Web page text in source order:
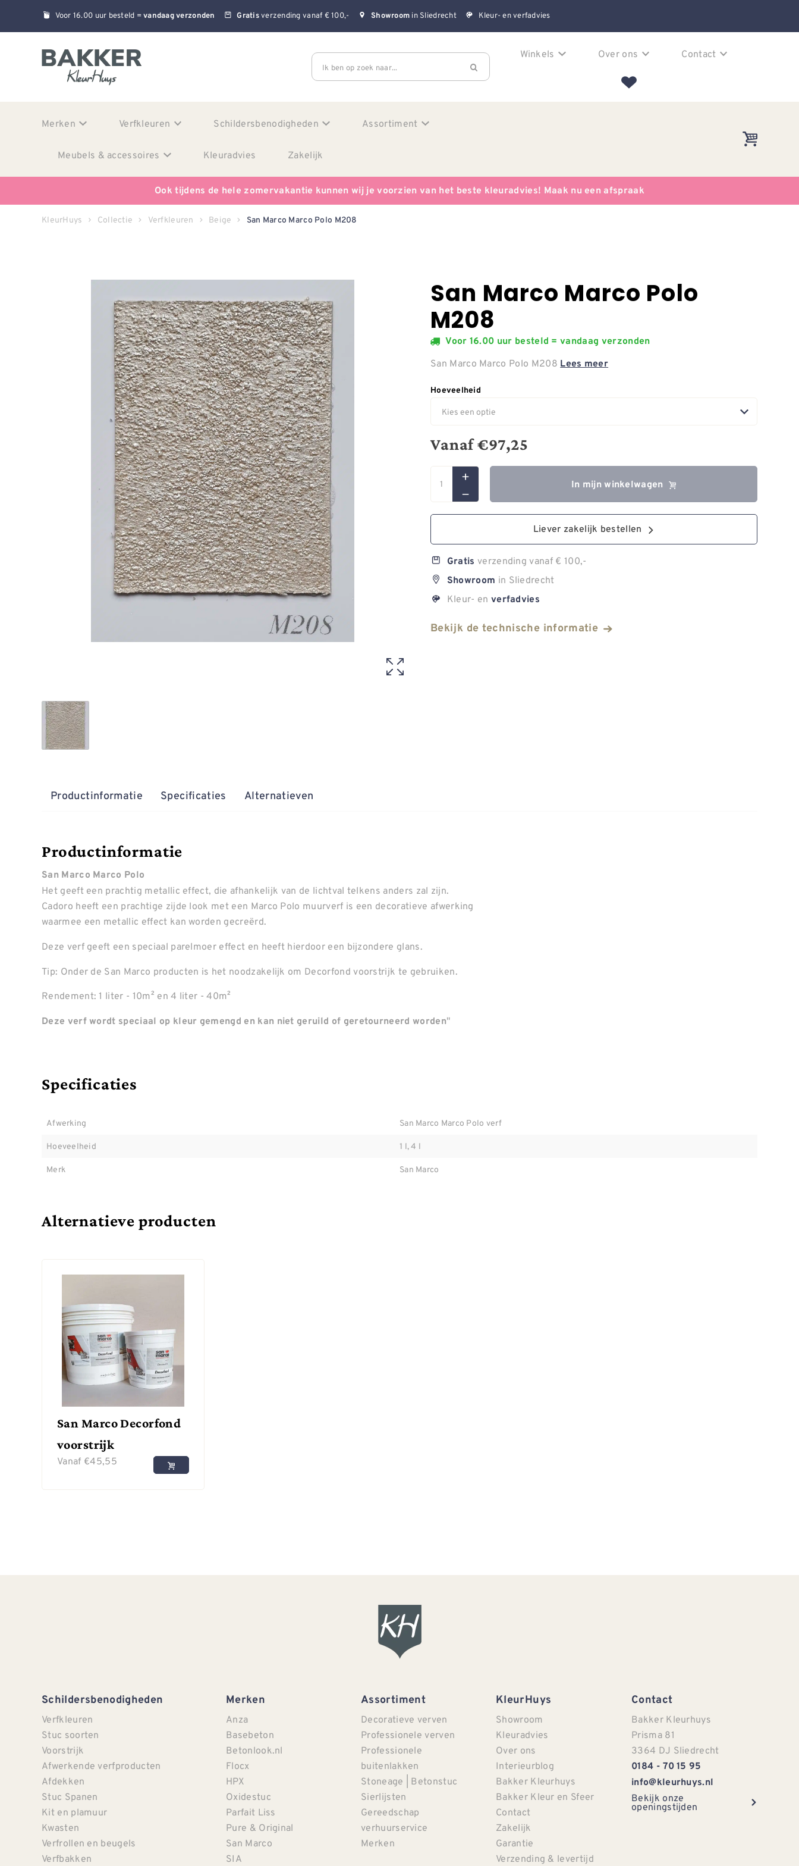
Voor 16.00 uur besteld =vandaag verzonden Gratisverzending vanaf € 100,- Showroom in Sliedrecht Kleur- en verfadvies
Ik ben op zoek naar...
Winkels Over ons Contact
Merken Verfkleuren Schildersbenodigheden Assortiment
Meubels & accessoires Kleuradvies Zakelijk
Ook tijdens de hele zomervakantie kunnen wij je voorzien van het beste kleuradvies! Maak nu een afspraak
KleurHuys Collectie Verfkleuren Beige San Marco Marco Polo M208
San Marco Marco Polo
M208
Voor 16.00 uur besteld = vandaag verzonden
San Marco Marco Polo M208 Lees meer
Hoeveelheid
Vanaf€97,25
In mijn winkelwagen
Liever zakelijk bestellen
Gratis verzending vanaf € 100,-
Showroom in Sliedrecht
Kleur- en verfadvies
Bekijk de technische informatie
Productinformatie Specificaties Alternatieven
Productinformatie
San Marco Marco Polo
Het geeft een prachtig metallic effect, die afhankelijk van de lichtval telkens anders zal zijn.
Cadoro heeft een prachtige zijde look met een Marco Polo muurverf is een decoratieve afwerking
waarmee een metallic effect kan worden gecreërd.
Deze verf geeft een speciaal parelmoer effect en heeft hierdoor een bijzondere glans.
Tip: Onder de San Marco producten is het noodzakelijk om Decorfond voorstrijk te gebruiken.
Rendement: 1 liter - 10m² en 4 liter - 40m²
Deze verf wordt speciaal op kleur gemengd en kan niet geruild of geretourneerd worden"
Specificaties
Afwerking
San Marco Marco Polo verf
Hoeveelheid
1 l, 4 l
Merk
San Marco
Alternatieve producten
San Marco Decorfond
voorstrijk
Vanaf €45,55
Schildersbenodigheden
Verfkleuren
Stuc soorten
Voorstrijk
Afwerkende verfproducten
Afdekken
Stuc Spanen
Kit en plamuur
Kwasten
Verfrollen en beugels
Verfbakken
Merken
Anza
Basebeton
Betonlook.nl
Flocx
HPX
Oxidestuc
Parfait Liss
Pure & Original
San Marco
SIA
Assortiment
Decoratieve verven
Professionele verven
Professionele
buitenlakken
Stoneage | Betonstuc
Sierlijsten
Gereedschap
verhuurservice
Merken
KleurHuys
Showroom
Kleuradvies
Over ons
Interieurblog
Bakker Kleurhuys
Bakker Kleur en Sfeer
Contact
Zakelijk
Garantie
Verzending & levertijd
Contact
Bakker Kleurhuys
Prisma 81
3364 DJ Sliedrecht
0184 - 70 15 95
info@kleurhuys.nl
Bekijk onze
openingstijden